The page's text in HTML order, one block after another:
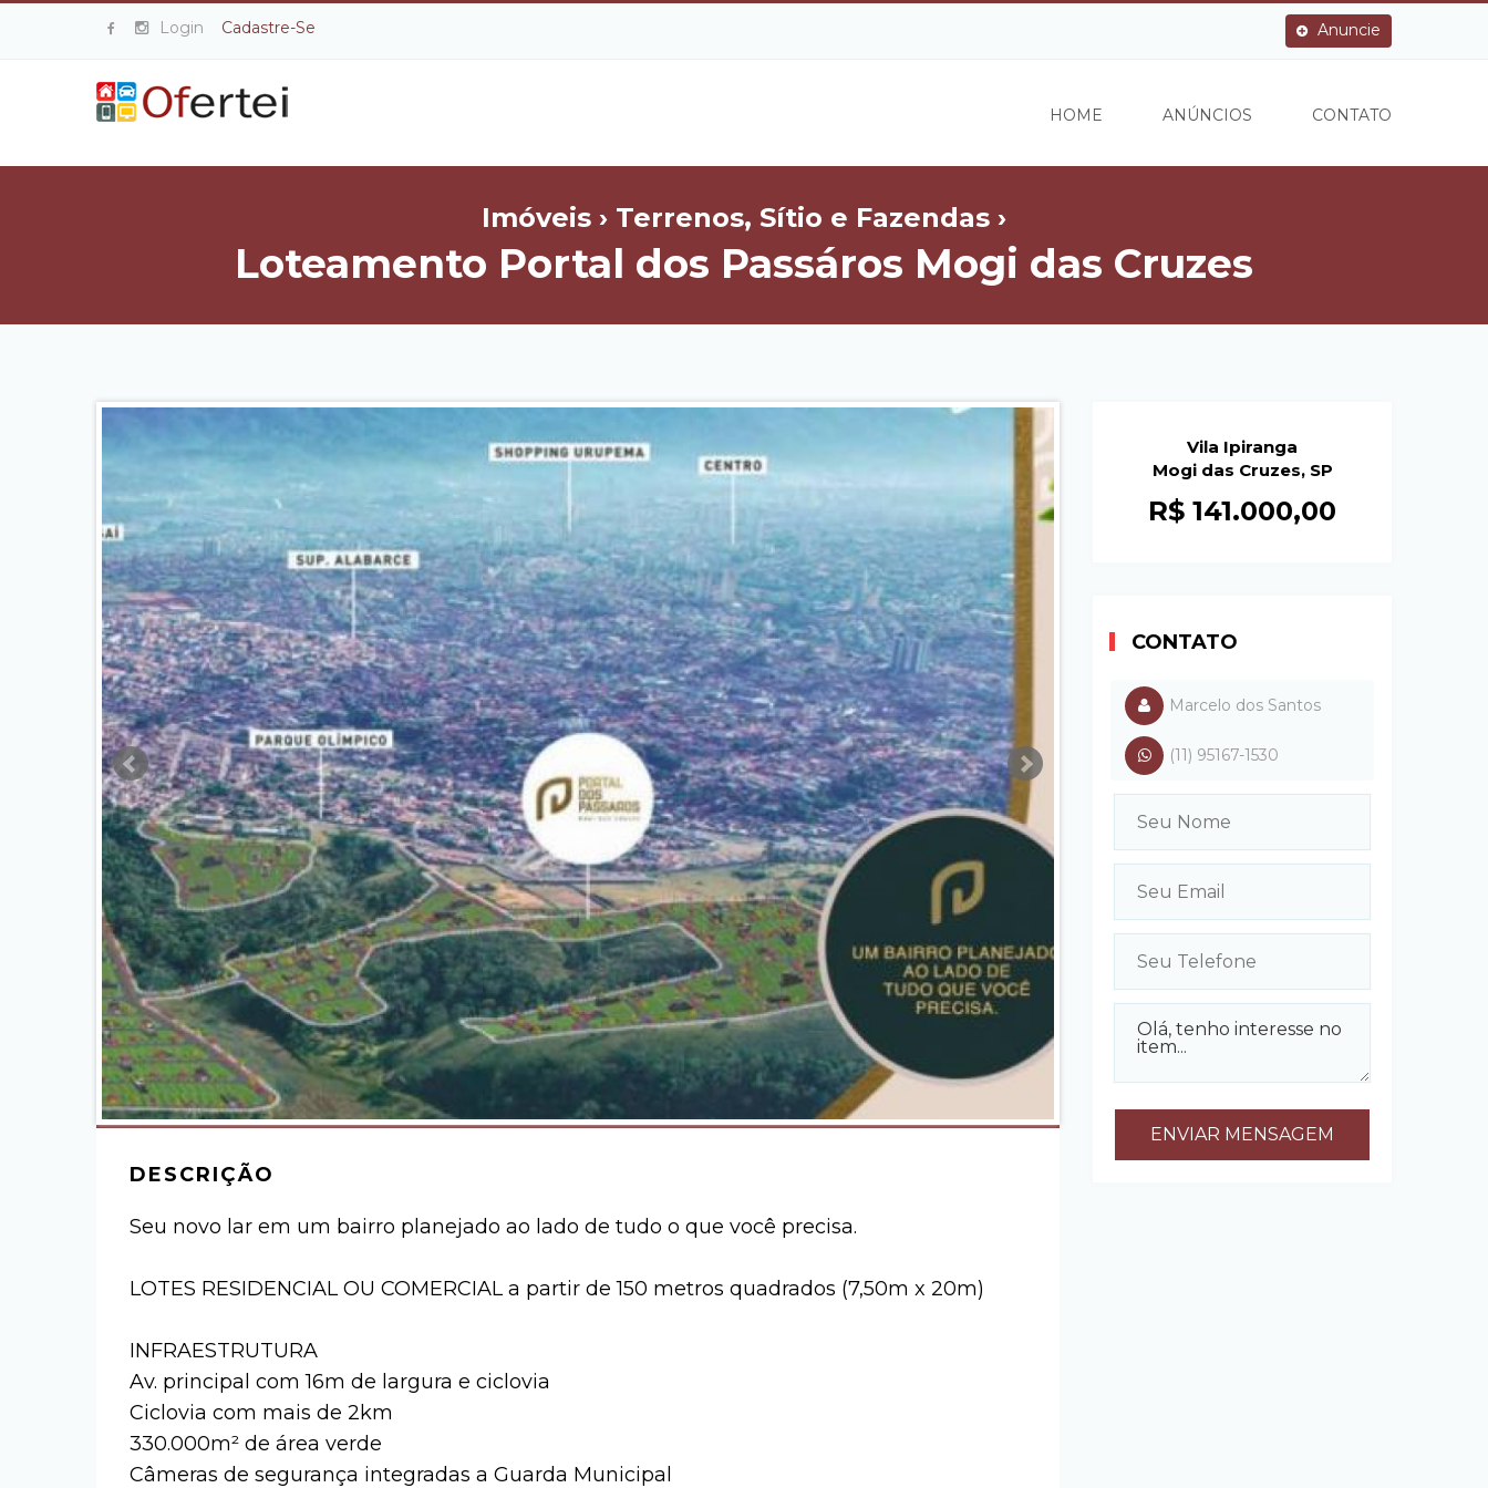
Login Cadastre-Se Anuncie
HOME ANÚNCIOS CONTATO
Imóveis › Terrenos, Sítio e Fazendas ›
Loteamento Portal dos Passáros Mogi das Cruzes
DESCRIÇÃO
Seu novo lar em um bairro planejado ao lado de tudo o que você precisa.
LOTES RESIDENCIAL OU COMERCIAL a partir de 150 metros quadrados (7,50m x 20m)
INFRAESTRUTURA
Av. principal com 16m de largura e ciclovia
Ciclovia com mais de 2km
330.000m² de área verde
Câmeras de segurança integradas a Guarda Municipal
Vila Ipiranga
Mogi das Cruzes, SP
R$ 141.000,00
CONTATO
Marcelo dos Santos
(11) 95167-1530